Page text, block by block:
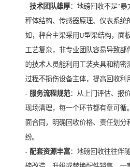
- 技术团队雄厚：地磅回收不是“暴
秤体结构、传感器原理、仪表系统
如，秤台主梁采用U型梁结构，面
工艺复杂，非专业团队容易导致部
的技术人员能利用工装夹具和精密
过程不损伤设备主体，提高回收利
- 服务流程规范：从上门评估、报
现场清理，每一个环节都有章可循
面合同，明确回收价格、责任划分
纷。
- 配套资源丰富：地磅回收往往伴